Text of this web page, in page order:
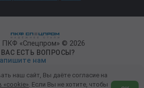
«Спецпром» © 2026
ВАС ЕСТЬ ВОПРОСЫ?
нам
конфиденциальности
наш сайт, Вы даёте согласие на
«cookie» . Если Вы не хотите, чтобы